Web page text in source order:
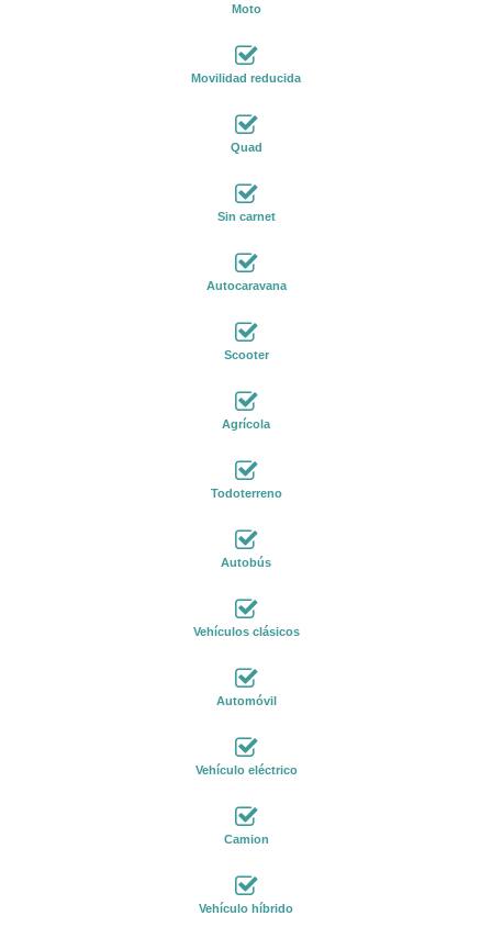
Moto
Movilidad reducida
Quad
Sin carnet
Autocaravana
Scooter
Agrícola
Todoterreno
Autobús
Vehículos clásicos
Automóvil
Vehículo eléctrico
Camion
Vehículo híbrido